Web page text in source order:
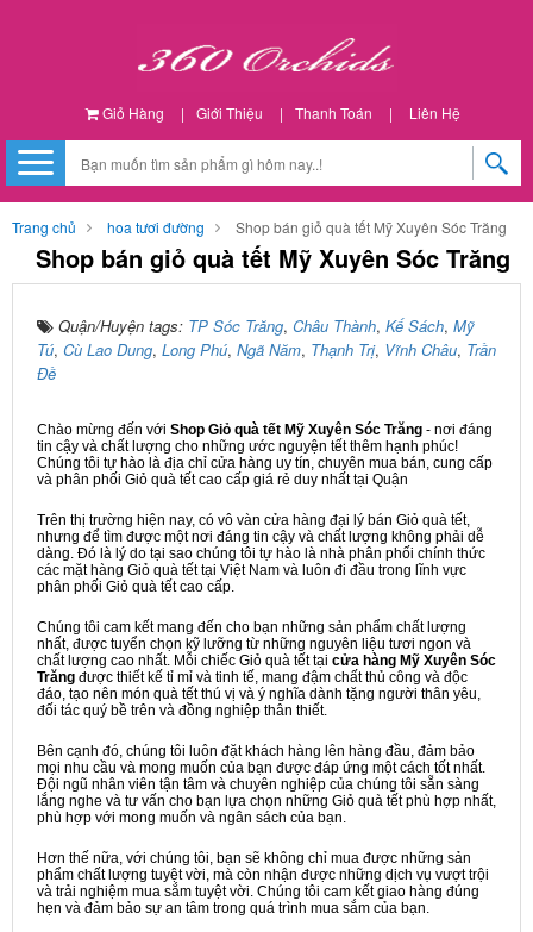
Giỏ Hàng | Giới Thiệu | Thanh Toán | Liên Hệ
Trang chủ hoa tươi đường Shop bán giỏ quà tết Mỹ Xuyên Sóc Trăng
Shop bán giỏ quà tết Mỹ Xuyên Sóc Trăng
Quận/Huyện tags: TP Sóc Trăng, Châu Thành, Kế Sách, Mỹ
Tú, Cù Lao Dung, Long Phú, Ngã Năm, Thạnh Trị, Vĩnh Châu, Trần
Đề
Chào mừng đến với Shop Giỏ quà tết Mỹ Xuyên Sóc Trăng - nơi đáng
tin cậy và chất lượng cho những ước nguyện tết thêm hạnh phúc!
Chúng tôi tự hào là địa chỉ cửa hàng uy tín, chuyên mua bán, cung cấp
và phân phối Giỏ quà tết cao cấp giá rẻ duy nhất tại Quận
Trên thị trường hiện nay, có vô vàn cửa hàng đại lý bán Giỏ quà tết,
nhưng để tìm được một nơi đáng tin cậy và chất lượng không phải dễ
dàng. Đó là lý do tại sao chúng tôi tự hào là nhà phân phối chính thức
các mặt hàng Giỏ quà tết tại Việt Nam và luôn đi đầu trong lĩnh vực
phân phối Giỏ quà tết cao cấp.
Chúng tôi cam kết mang đến cho bạn những sản phẩm chất lượng
nhất, được tuyển chọn kỹ lưỡng từ những nguyên liệu tươi ngon và
chất lượng cao nhất. Mỗi chiếc Giỏ quà tết tại cửa hàng Mỹ Xuyên Sóc
Trăng được thiết kế tỉ mỉ và tinh tế, mang đậm chất thủ công và độc
đáo, tạo nên món quà tết thú vị và ý nghĩa dành tặng người thân yêu,
đối tác quý bề trên và đồng nghiệp thân thiết.
Bên cạnh đó, chúng tôi luôn đặt khách hàng lên hàng đầu, đảm bảo
mọi nhu cầu và mong muốn của bạn được đáp ứng một cách tốt nhất.
Đội ngũ nhân viên tận tâm và chuyên nghiệp của chúng tôi sẵn sàng
lắng nghe và tư vấn cho bạn lựa chọn những Giỏ quà tết phù hợp nhất,
phù hợp với mong muốn và ngân sách của bạn.
Hơn thế nữa, với chúng tôi, bạn sẽ không chỉ mua được những sản
phẩm chất lượng tuyệt vời, mà còn nhận được những dịch vụ vượt trội
và trải nghiệm mua sắm tuyệt vời. Chúng tôi cam kết giao hàng đúng
hẹn và đảm bảo sự an tâm trong quá trình mua sắm của bạn.